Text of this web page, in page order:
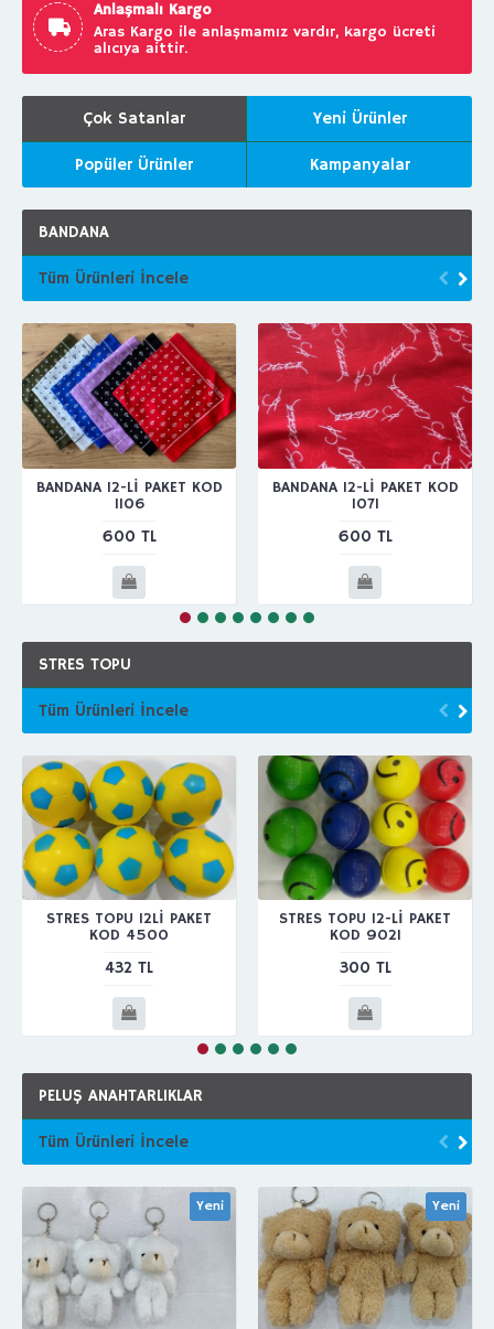
Anlaşmalı Kargo
Aras Kargo ile anlaşmamız vardır, kargo ücreti
alıcıya aittir.
Çok Satanlar Yeni Ürünler
Popüler Ürünler Kampanyalar
BANDANA
Tüm Ürünleri İncele
BANDANA 12-Lİ PAKET KOD
1106
600 TL
BANDANA 12-Lİ PAKET KOD
1071
600 TL
STRES TOPU
Tüm Ürünleri İncele
STRES TOPU 12Lİ PAKET
KOD 4500
432 TL
STRES TOPU 12-Lİ PAKET
KOD 9021
300 TL
PELUŞ ANAHTARLIKLAR
Tüm Ürünleri İncele
Yeni Yeni